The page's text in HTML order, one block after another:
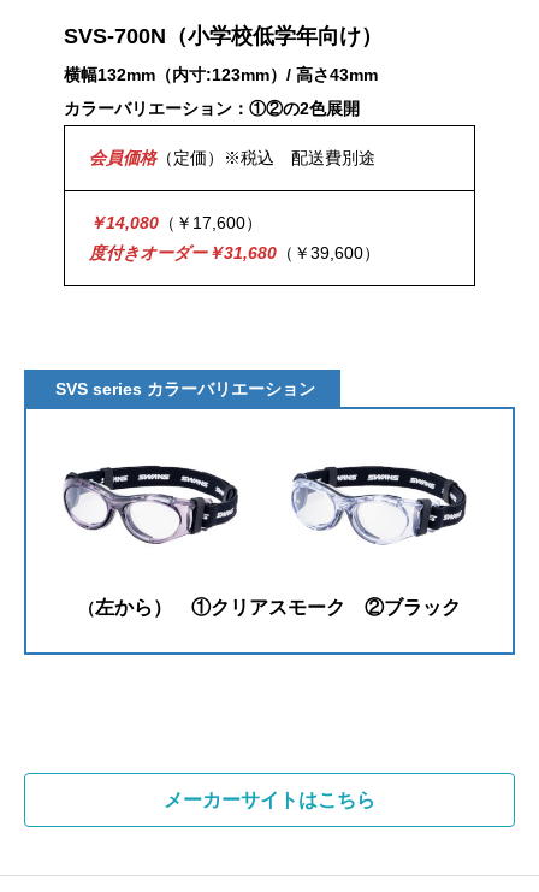
SVS-700N（小学校低学年向け）
横幅132mm（内寸:123mm）/ 高さ43mm
カラーバリエーション：①②の2色展開
会員価格（定価）※税込 配送費別途
￥14,080（￥17,600）
度付きオーダー￥31,680（￥39,600）
SVS series カラーバリエーション
（左から） ①クリアスモーク ②ブラック
メーカーサイトはこちら